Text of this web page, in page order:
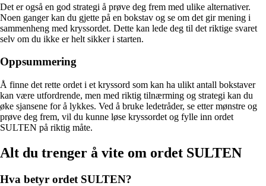
Det er også en god strategi å prøve deg frem med ulike alternativer.
Noen ganger kan du gjette på en bokstav og se om det gir mening i
sammenheng med kryssordet. Dette kan lede deg til det riktige svaret
selv om du ikke er helt sikker i starten.
Oppsummering
Å finne det rette ordet i et kryssord som kan ha ulikt antall bokstaver
kan være utfordrende, men med riktig tilnærming og strategi kan du
øke sjansene for å lykkes. Ved å bruke ledetråder, se etter mønstre og
prøve deg frem, vil du kunne løse kryssordet og fylle inn ordet
SULTEN på riktig måte.
Alt du trenger å vite om ordet SULTEN
Hva betyr ordet SULTEN?